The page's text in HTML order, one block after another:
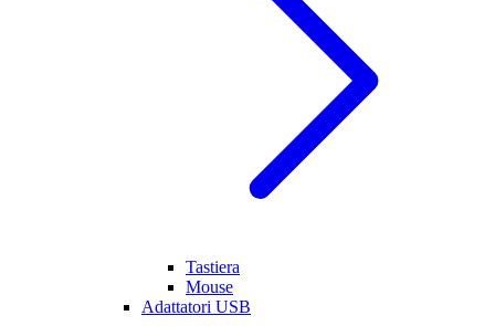
Tastiera
Mouse
Adattatori USB